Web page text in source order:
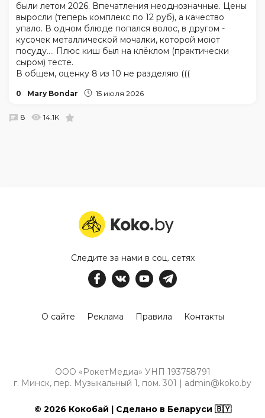
были летом 2026. Впечатления неоднозначные. Цены
выросли (теперь комплекс по 12 руб), а качество
упало. В одном блюде попался волос, в другом -
кусочек металлической мочалки, которой моют
посуду.... Плюс киш был на клёклом (практически
сыром) тесте.
В общем, оценку 8 из 10 не разделяю (((
0 Mary Bondar 15 июля 2026
8 14.1K
Следите за нами в соц. сетях
О сайте Реклама Правила Контакты
ООО «РокетМедиа» УНП 193758791
г. Минск, пер. Музыкальный 1, пом. 301 | admin@koko.by
© 2026 Кокобай | Сделано в Беларуси 🇧🇾